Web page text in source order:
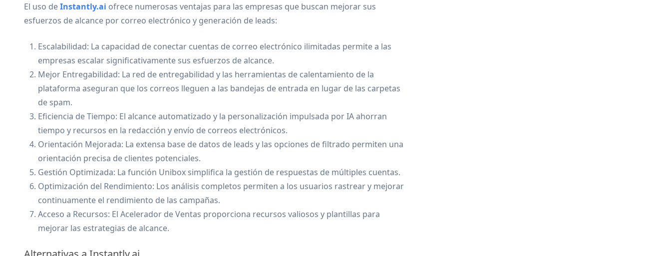
El uso deInstantly.ai ofrece numerosas ventajas para las empresas que buscan mejorar sus
esfuerzos de alcance por correo electrónico y generación de leads:
Escalabilidad: La capacidad de conectar cuentas de correo electrónico ilimitadas permite a las
empresas escalar significativamente sus esfuerzos de alcance.
Mejor Entregabilidad: La red de entregabilidad y las herramientas de calentamiento de la
plataforma aseguran que los correos lleguen a las bandejas de entrada en lugar de las carpetas
de spam.
Eficiencia de Tiempo: El alcance automatizado y la personalización impulsada por IA ahorran
tiempo y recursos en la redacción y envío de correos electrónicos.
Orientación Mejorada: La extensa base de datos de leads y las opciones de filtrado permiten una
orientación precisa de clientes potenciales.
Gestión Optimizada: La función Unibox simplifica la gestión de respuestas de múltiples cuentas.
Optimización del Rendimiento: Los análisis completos permiten a los usuarios rastrear y mejorar
continuamente el rendimiento de las campañas.
Acceso a Recursos: El Acelerador de Ventas proporciona recursos valiosos y plantillas para
mejorar las estrategias de alcance.